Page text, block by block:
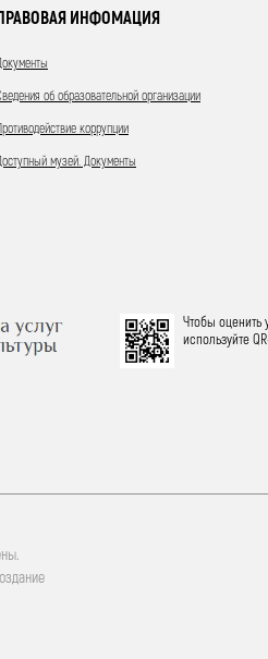
ИНФОМАЦИЯ
об образовательной организации
коррупции
музей. Документы
Чтобы оценить
используйте